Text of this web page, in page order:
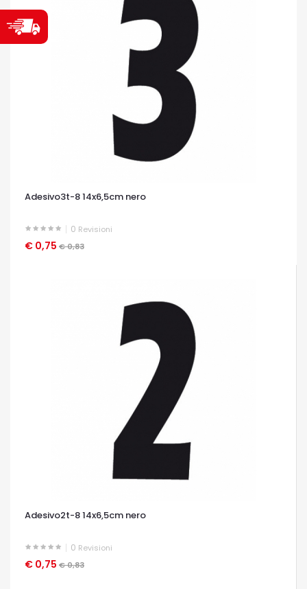
Adesivo3t-8 14x6,5cm nero
0 Revisioni
€ 0,75 € 0,83
OCCHIATA VELOCE
Adesivo2t-8 14x6,5cm nero
0 Revisioni
€ 0,75 € 0,83
OCCHIATA VELOCE